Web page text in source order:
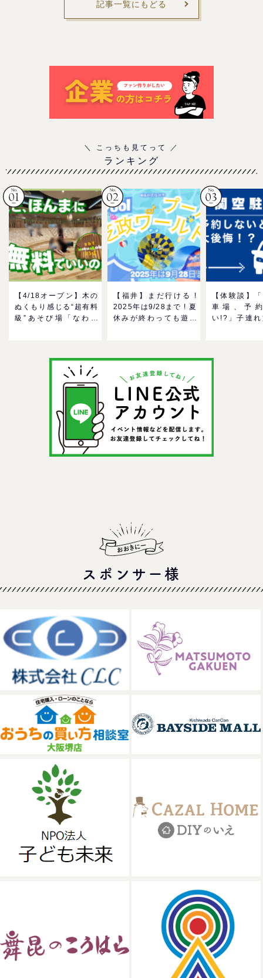
記事一覧にもどる
ランキング
【4/18オープン】木の
ぬくもり感じる“超有料
級”あそび場「なわて
＠イオンモール四條畷
【福井】まだ行ける !
2025年は9/28まで ! 夏
休みが終わっても遊べ
【体験談】
車場、予
い!?」子連
スポンサー様